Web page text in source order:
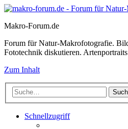
Makro-Forum.de
Forum für Natur-Makrofotografie.
Fototechnik diskutieren.
Zum Inhalt
Schnellzugriff